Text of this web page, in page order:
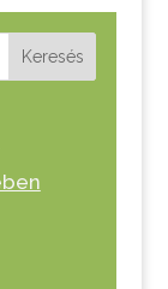
Keresés